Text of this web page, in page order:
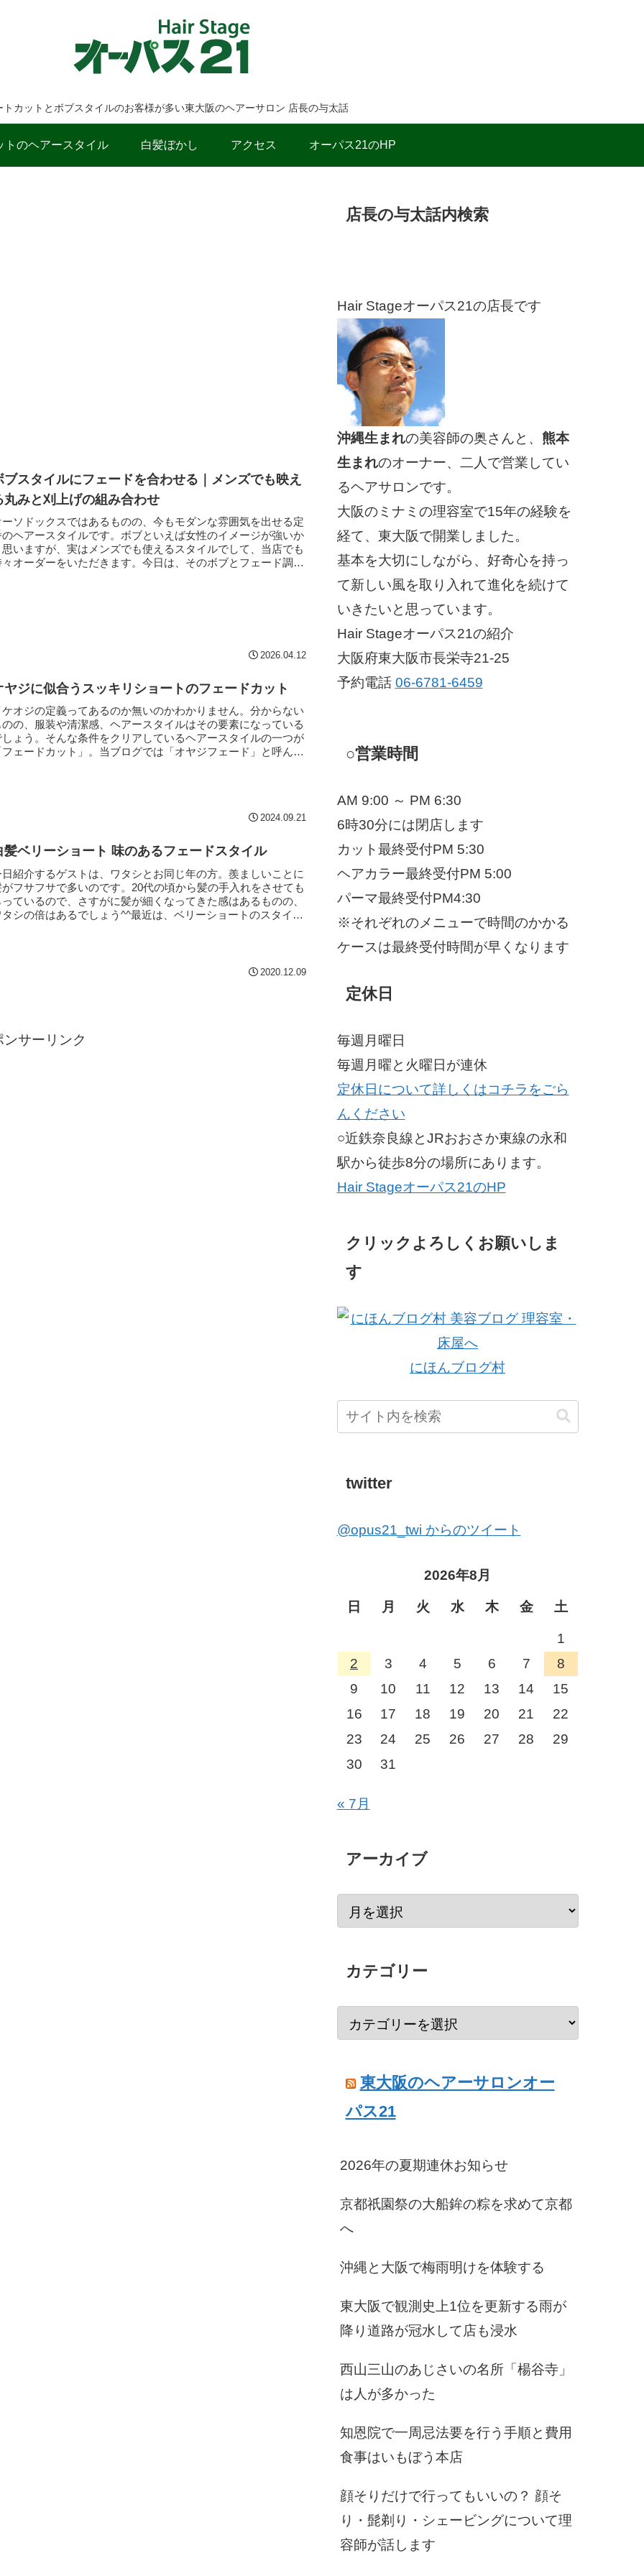
トカットとボブスタイルのお客様が多い東大阪のヘアーサロン 店長の与太話
トのヘアースタイル 白髪ぼかし アクセス オーパス21のHP
ブスタイルにフェードを合わせる｜メンズでも映え
丸みと刈上げの組み合わせ
ーソドックスではあるものの、今もモダンな雰囲気を出せる定
のヘアースタイルです。ボブといえば女性のイメージが強いか
思いますが、実はメンズでも使えるスタイルでして、当店でも
々オーダーをいただきます。今日は、そのボブとフェード調の
2026.04.12
ヤジに似合うスッキリショートのフェードカット
ケオジの定義ってあるのか無いのかわかりません。分からない
のの、服装や清潔感、ヘアースタイルはその要素になっている
しょう。そんな条件をクリアしているヘアースタイルの一つが
フェードカット」。当ブログでは「オヤジフェード」と呼んで
2024.09.21
髪ベリーショート 味のあるフェードスタイル
日紹介するゲストは、ワタシとお同じ年の方。羨ましいことに
がフサフサで多いのです。20代の頃から髪の手入れをさせても
ているので、さすがに髪が細くなってきた感はあるものの、
タシの倍はあるでしょう^^最近は、ベリーショートのスタイル
2020.12.09
ンサーリンク
店長の与太話内検索
Hair Stageオーパス21の店長です
沖縄生まれの美容師の奥さんと、 熊本
生まれのオーナー、二人で営業してい
るヘアサロンです。
大阪のミナミの理容室で15年の経験を
経て、東大阪で開業しました。
基本を大切にしながら、好奇心を持っ
て新しい風を取り入れて進化を続けて
いきたいと思っています。
Hair Stageオーパス21の紹介
大阪府東大阪市長栄寺21-25
予約電話 06-6781-6459
○営業時間
AM 9:00 ～ PM 6:30
6時30分には閉店します
カット最終受付PM 5:30
ヘアカラー最終受付PM 5:00
パーマ最終受付PM4:30
※それぞれのメニューで時間のかかる
ケースは最終受付時間が早くなります
定休日
毎週月曜日
毎週月曜と火曜日が連休
定休日について詳しくはコチラをごら
んください
○近鉄奈良線とJRおおさか東線の永和
駅から徒歩8分の場所にあります。
Hair Stageオーパス21のHP
クリックよろしくお願いしま
す
にほんブログ村
twitter
@opus21_twi からのツイート
2026年8月
日 月 火 水 木 金 土
1
2
3 4 5 6 7
8
9
10 11 12 13 14
15
16
17 18 19 20 21
22
23
24 25 26 27 28
29
30
31
« 7月
アーカイブ
カテゴリー
東大阪のヘアーサロンオー
パス21
2026年の夏期連休お知らせ
京都祇園祭の大船鉾の粽を求めて京都
へ
沖縄と大阪で梅雨明けを体験する
東大阪で観測史上1位を更新する雨が
降り道路が冠水して店も浸水
西山三山のあじさいの名所「楊谷寺」
は人が多かった
知恩院で一周忌法要を行う手順と費用
食事はいもぼう本店
顔そりだけで行ってもいいの？ 顔そ
り・髭剃り・シェービングについて理
容師が話します